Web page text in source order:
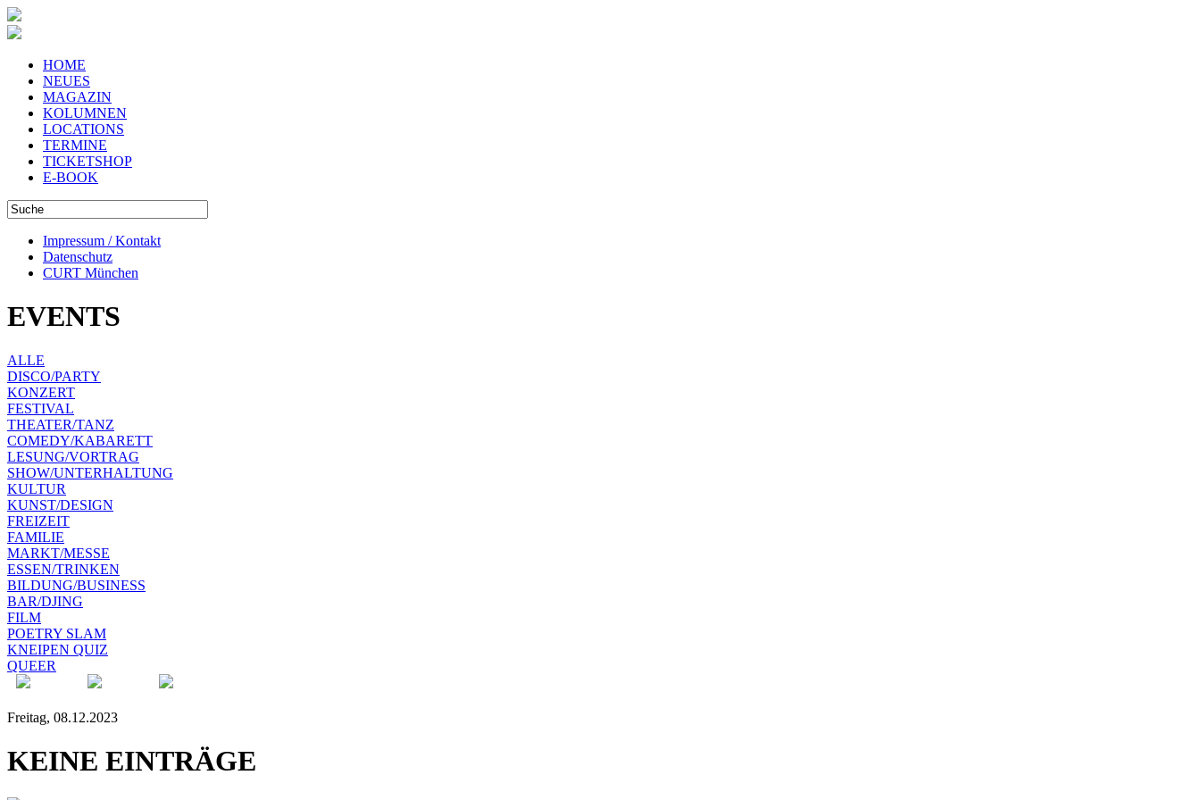
HOME
NEUES
MAGAZIN
KOLUMNEN
LOCATIONS
TERMINE
TICKETSHOP
E-BOOK
Impressum / Kontakt
Datenschutz
CURT München
EVENTS
ALLE
DISCO/PARTY
KONZERT
FESTIVAL
THEATER/TANZ
COMEDY/KABARETT
LESUNG/VORTRAG
SHOW/UNTERHALTUNG
KULTUR
KUNST/DESIGN
FREIZEIT
FAMILIE
MARKT/MESSE
ESSEN/TRINKEN
BILDUNG/BUSINESS
BAR/DJING
FILM
POETRY SLAM
KNEIPEN QUIZ
QUEER
Freitag, 08.12.2023
KEINE EINTRÄGE